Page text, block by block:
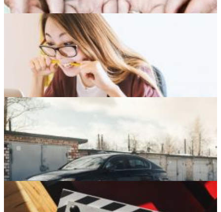
5 conseils pour des dépenses intelligentes
5 secrets pour garder une relation
5 objets indispensables pour le télétravail